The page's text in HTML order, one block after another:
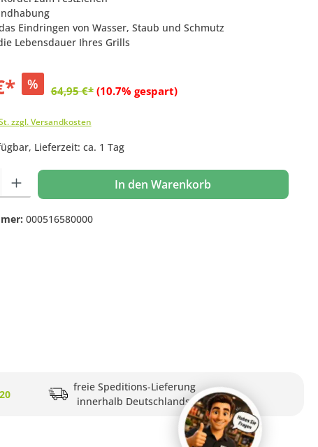
Eindringen von Wasser, Staub und Schmutz
Lebensdauer Ihres Grills
% 64,95 €* (10.7% gespart)
zzgl. Versandkosten
Lieferzeit: ca. 1 Tag
Gib den gewünschten Wert ein oder benutze die Schaltflächen um die
In den Warenkorb
000516580000
freie Speditions-Lieferung
innerhalb Deutschlands